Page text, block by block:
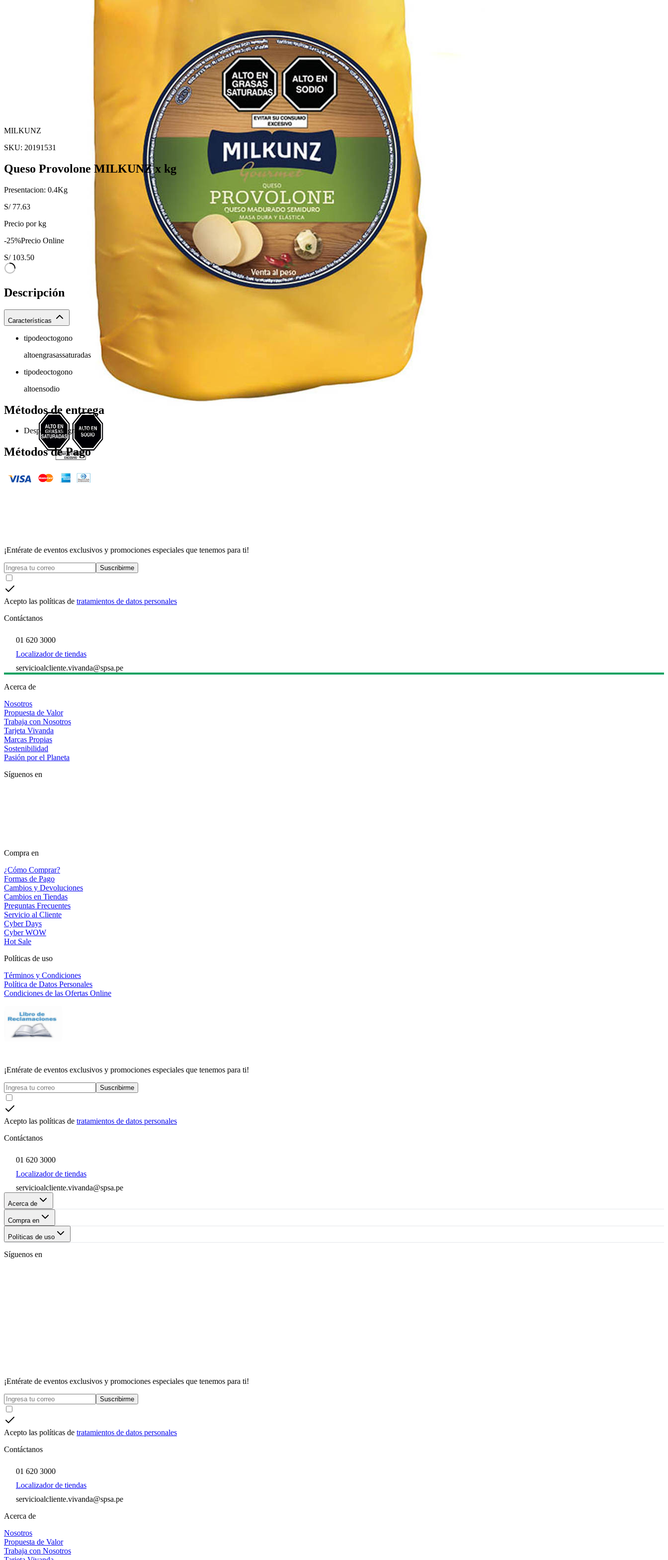
MILKUNZ
SKU: 20191531
Queso Provolone MILKUNZ x kg
Presentacion: 0.4Kg
S/ 77.63
Precio por kg
-25%Precio Online
S/ 103.50
Descripción
Características
tipodeoctogono
altoengrasassaturadas
tipodeoctogono
altoensodio
Métodos de entrega
Despacho programado
Métodos de Pago
¡Entérate de eventos exclusivos y promociones especiales que tenemos para ti!
Suscribirme
Acepto las políticas de tratamientos de datos personales
Contáctanos
01 620 3000
Localizador de tiendas
servicioalcliente.vivanda@spsa.pe
Acerca de
Nosotros
Propuesta de Valor
Trabaja con Nosotros
Tarjeta Vivanda
Marcas Propias
Sostenibilidad
Pasión por el Planeta
Síguenos en
Compra en
¿Cómo Comprar?
Formas de Pago
Cambios y Devoluciones
Cambios en Tiendas
Preguntas Frecuentes
Servicio al Cliente
Cyber Days
Cyber WOW
Hot Sale
Políticas de uso
Términos y Condiciones
Política de Datos Personales
Condiciones de las Ofertas Online
¡Entérate de eventos exclusivos y promociones especiales que tenemos para ti!
Suscribirme
Acepto las políticas de tratamientos de datos personales
Contáctanos
01 620 3000
Localizador de tiendas
servicioalcliente.vivanda@spsa.pe
Acerca de
Compra en
Políticas de uso
Síguenos en
¡Entérate de eventos exclusivos y promociones especiales que tenemos para ti!
Suscribirme
Acepto las políticas de tratamientos de datos personales
Contáctanos
01 620 3000
Localizador de tiendas
servicioalcliente.vivanda@spsa.pe
Acerca de
Nosotros
Propuesta de Valor
Trabaja con Nosotros